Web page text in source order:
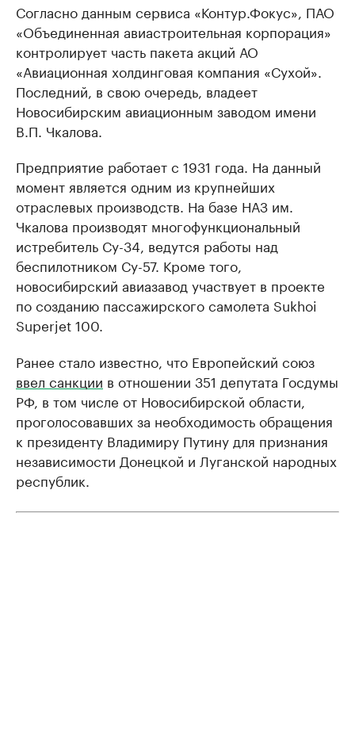
Согласно данным сервиса «Контур.Фокус», ПАО
«Объединенная авиастроительная корпорация»
контролирует часть пакета акций АО
«Авиационная холдинговая компания «Сухой».
Последний, в свою очередь, владеет
Новосибирским авиационным заводом имени
В.П. Чкалова.
Предприятие работает с 1931 года. На данный
момент является одним из крупнейших
отраслевых производств. На базе НАЗ им.
Чкалова производят многофункциональный
истребитель Су-34, ведутся работы над
беспилотником Су-57. Кроме того,
новосибирский авиазавод участвует в проекте
по созданию пассажирского самолета Sukhoi
Superjet 100.
Ранее стало известно, что Европейский союз
ввел санкции в отношении 351 депутата Госдумы
РФ, в том числе от Новосибирской области,
проголосовавших за необходимость обращения
к президенту Владимиру Путину для признания
независимости Донецкой и Луганской народных
республик.